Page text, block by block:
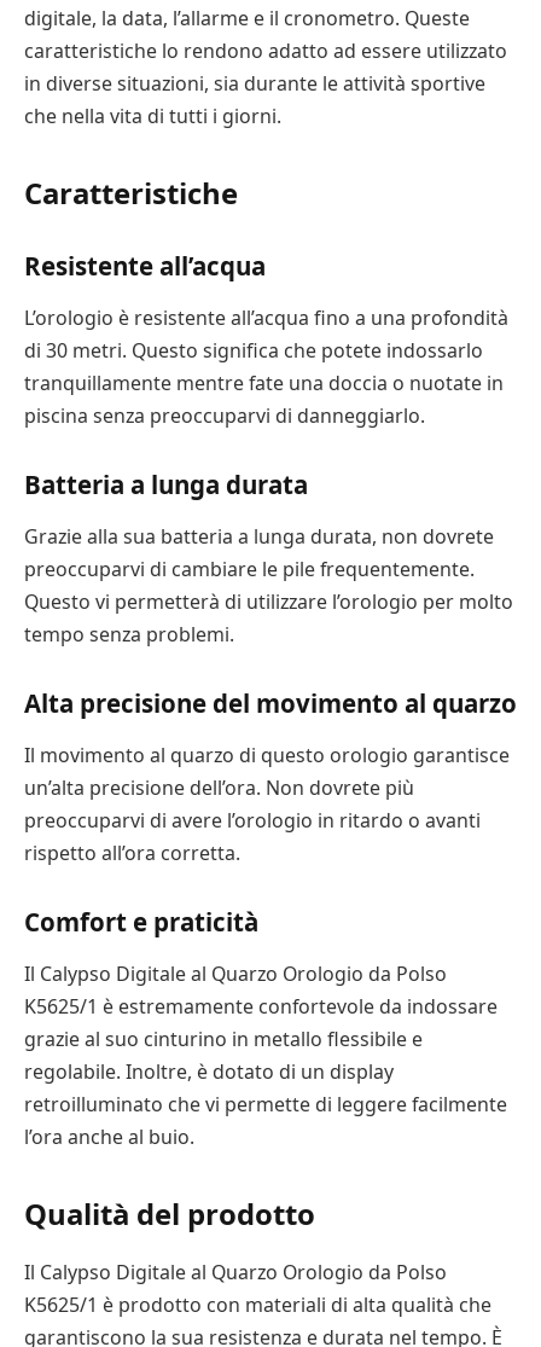
digitale, la data, l’allarme e il cronometro. Queste
caratteristiche lo rendono adatto ad essere utilizzato
in diverse situazioni, sia durante le attività sportive
che nella vita di tutti i giorni.
Caratteristiche
Resistente all’acqua
L’orologio è resistente all’acqua fino a una profondità
di 30 metri. Questo significa che potete indossarlo
tranquillamente mentre fate una doccia o nuotate in
piscina senza preoccuparvi di danneggiarlo.
Batteria a lunga durata
Grazie alla sua batteria a lunga durata, non dovrete
preoccuparvi di cambiare le pile frequentemente.
Questo vi permetterà di utilizzare l’orologio per molto
tempo senza problemi.
Alta precisione del movimento al quarzo
Il movimento al quarzo di questo orologio garantisce
un’alta precisione dell’ora. Non dovrete più
preoccuparvi di avere l’orologio in ritardo o avanti
rispetto all’ora corretta.
Comfort e praticità
Il Calypso Digitale al Quarzo Orologio da Polso
K5625/1 è estremamente confortevole da indossare
grazie al suo cinturino in metallo flessibile e
regolabile. Inoltre, è dotato di un display
retroilluminato che vi permette di leggere facilmente
l’ora anche al buio.
Qualità del prodotto
Il Calypso Digitale al Quarzo Orologio da Polso
K5625/1 è prodotto con materiali di alta qualità che
garantiscono la sua resistenza e durata nel tempo. È